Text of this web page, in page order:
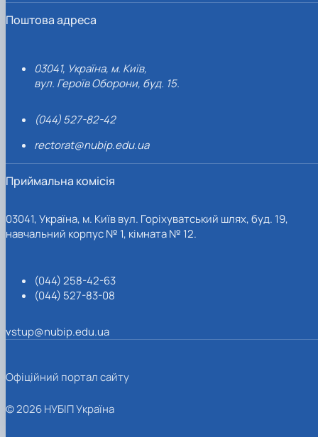
Поштова адреса
03041, Україна, м. Київ,
вул. Героїв Оборони, буд. 15.
(044) 527-82-42
rectorat@nubip.edu.ua
Приймальна комісія
03041, Україна, м. Київ вул. Горіхуватський шлях, буд. 19,
навчальний корпус № 1, кімната № 12.
(044) 258-42-63
(044) 527-83-08
vstup@nubip.edu.ua
Офіційний портал сайту
© 2026 НУБІП Україна